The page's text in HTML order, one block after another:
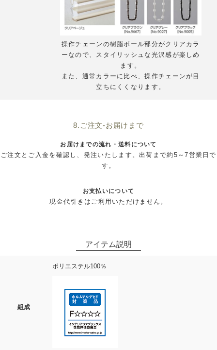
組成
ポリエステル100％
操作チェーンの樹脂ボール部分がクリアカラ
ーなので、スタイリッシュな光沢感が楽しめ
ます。
また、通常カラーに比べ、操作チェーンが目
立ちにくくなります。
8.ご注文-お届けまで
お届けまでの流れ・送料について
ご注文とご入金を確認し、発注いたします。出荷まで約5～7営業日で
す。
お支払いについて
現金代引きはご利用いただけません。